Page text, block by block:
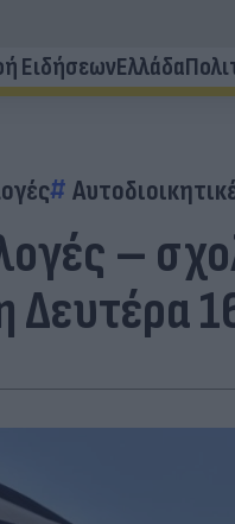
ΕιδήσεωνΕλλάδα
–
Δευτέρα